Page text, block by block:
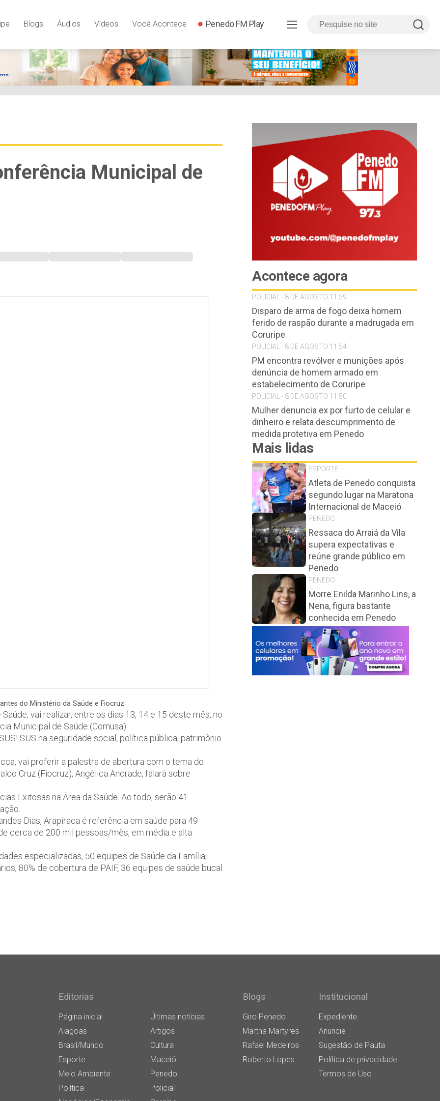
Blogs Áudios Vídeos Você Acontece Penedo FM Play
Municipal de
do Ministério da Saúde e Fiocruz
vai realizar, entre os dias 13, 14 e 15 deste mês, no
Municipal de Saúde (Comusa).
SUS na seguridade social, política pública, patrimônio
vai proferir a palestra de abertura com o tema do
Cruz (Fiocruz), Angélica Andrade, falará sobre
Exitosas na Área da Saúde. Ao todo, serão 41
Dias, Arapiraca é referência em saúde para 49
cerca de 200 mil pessoas/mês, em média e alta
especializadas, 50 equipes de Saúde da Família,
80% de cobertura de PAIF, 36 equipes de saúde bucal
Acontece agora
POLICIAL - 8 DE AGOSTO 11:59
Disparo de arma de fogo deixa homem
ferido de raspão durante a madrugada em
Coruripe
POLICIAL - 8 DE AGOSTO 11:54
PM encontra revólver e munições após
denúncia de homem armado em
estabelecimento de Coruripe
POLICIAL - 8 DE AGOSTO 11:50
Mulher denuncia ex por furto de celular e
dinheiro e relata descumprimento de
medida protetiva em Penedo
Mais lidas
ESPORTE
Atleta de Penedo conquista
segundo lugar na Maratona
Internacional de Maceió
PENEDO
Ressaca do Arraiá da Vila
supera expectativas e
reúne grande público em
Penedo
PENEDO
Morre Enilda Marinho Lins, a
Nena, figura bastante
conhecida em Penedo
Editorias
Página inicial
Últimas notícias
Alagoas
Artigos
Brasil/Mundo
Cultura
Esporte
Maceió
Meio Ambiente
Penedo
Política
Policial
Blogs
Giro Penedo
Martha Martyres
Rafael Medeiros
Roberto Lopes
Institucional
Expediente
Anuncie
Sugestão de Pauta
Política de privacidade
Termos de Uso